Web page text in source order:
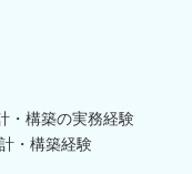
・構築の実務経験
・構築経験